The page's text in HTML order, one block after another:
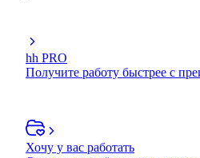
hh PRO
Получите работу быстрее с
Хочу у вас работать